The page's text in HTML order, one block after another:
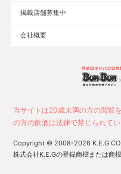
大宮のキャ
長野市のキャバクラ
宇都宮市のキ
掲載店舗募集中
会社概要
当サイトは20歳未満の方の閲覧
の方の飲酒は法律で禁じられてい
Copyright © 2008-2026 K.E.G
株式会社K.E.Gの登録商標または商